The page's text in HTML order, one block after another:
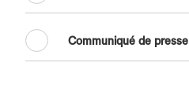
Communiqué de presse